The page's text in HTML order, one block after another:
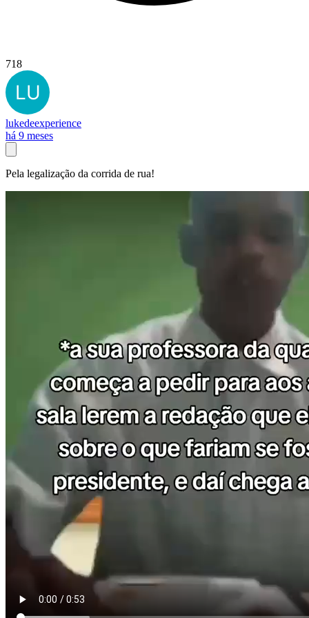
718
lukedeexperience
há 9 meses
Pela legalização da corrida de rua!